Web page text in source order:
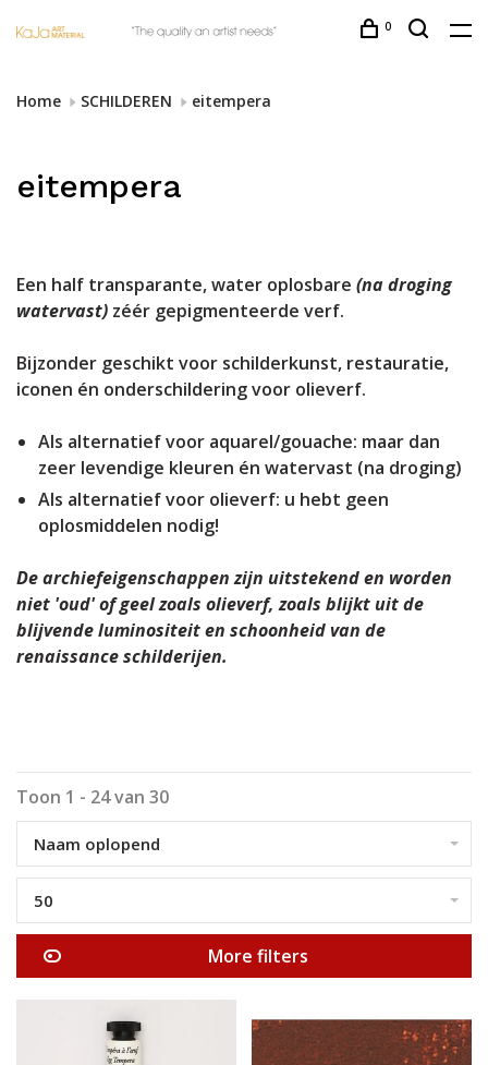
0
Home SCHILDEREN eitempera
eitempera
Een half transparante, water oplosbare (na droging
watervast) zéér gepigmenteerde verf.
Bijzonder geschikt voor schilderkunst, restauratie,
iconen én onderschildering voor olieverf.
Als alternatief voor aquarel/gouache: maar dan
zeer levendige kleuren én watervast (na droging)
Als alternatief voor olieverf: u hebt geen
oplosmiddelen nodig!
De archiefeigenschappen zijn uitstekend en worden
niet 'oud' of geel zoals olieverf, zoals blijkt uit de
blijvende luminositeit en schoonheid van de
renaissance schilderijen.
Toon 1 - 24 van 30
Naam oplopend
50
More filters